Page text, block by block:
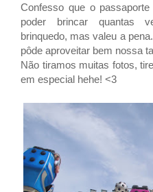
Confesso que o
poder brincar quantas
brinquedo, mas valeu a
pôde aproveitar bem nossa
Não tiramos muitas fotos,
em especial hehe! <3